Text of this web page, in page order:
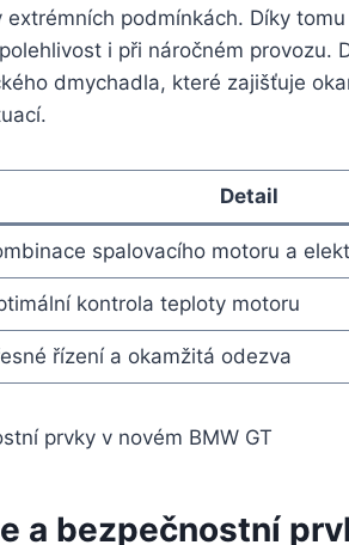
podmínkách. Díky
i při náročném provozu.
dmychadla, které zajišťuje
Detail
spalovacího motoru a
kontrola teploty motoru
řízení a okamžitá odezva
a bezpečnostní